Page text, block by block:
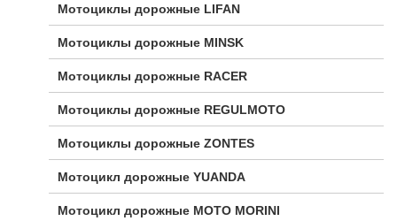
Мотоциклы дорожные LIFAN
Мотоциклы дорожные MINSK
Мотоциклы дорожные RACER
Мотоциклы дорожные REGULMOTO
Мотоциклы дорожные ZONTES
Мотоцикл дорожные YUANDA
Мотоцикл дорожные МОТО MORINI